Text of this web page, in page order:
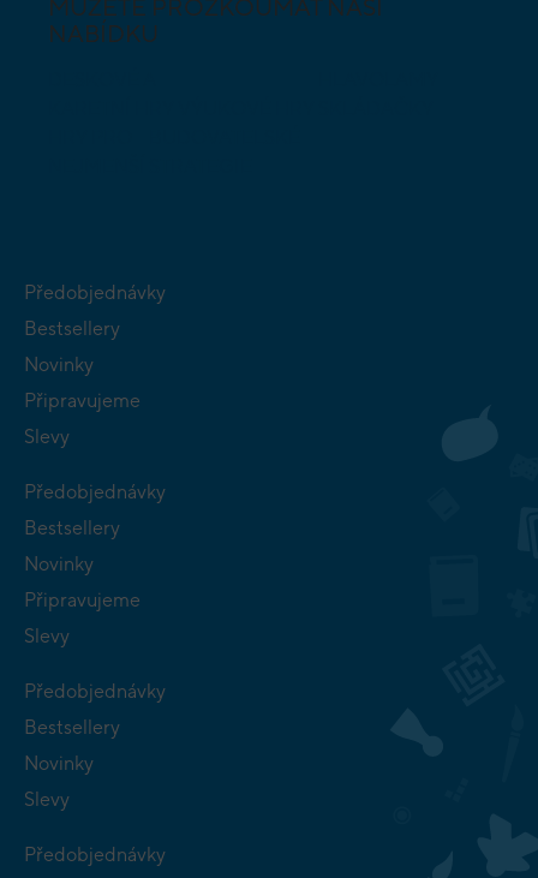
MŮŽETE PROZKOUMAT NAŠI
NABÍDKU
Předobjednávky
Bestsellery
Novinky
Připravujeme
Slevy
Předobjednávky
Bestsellery
Novinky
Připravujeme
Slevy
Předobjednávky
Bestsellery
Novinky
Slevy
Předobjednávky